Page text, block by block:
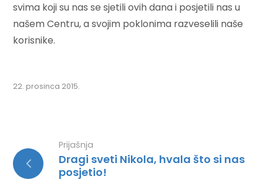
svima koji su nas se sjetili ovih dana i posjetili nas u
našem Centru, a svojim poklonima razveselili naše
korisnike.
22. prosinca 2015.
Prijašnja
Dragi sveti Nikola, hvala što si nas
posjetio!